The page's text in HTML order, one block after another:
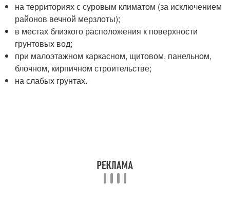
на территориях с суровым климатом (за исключением
районов вечной мерзлоты);
в местах близкого расположения к поверхности
грунтовых вод;
при малоэтажном каркасном, щитовом, панельном,
блочном, кирпичном строительстве;
на слабых грунтах.